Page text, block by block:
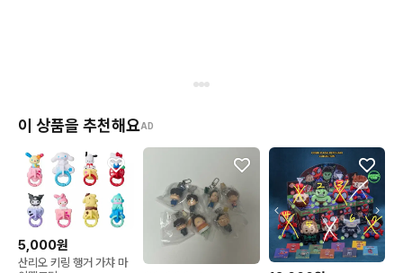
이 상품을 추천해요AD
5,000원
산리오 키링 행거 가챠 마